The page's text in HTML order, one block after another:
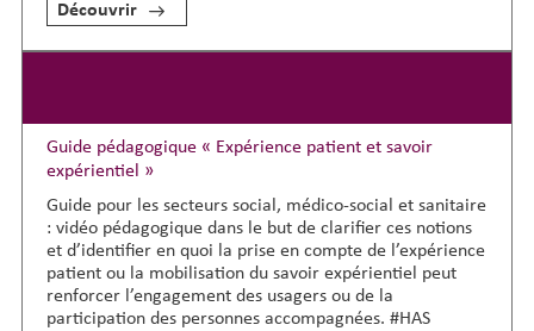
Découvrir
Guide pédagogique « Expérience patient et savoir
expérientiel »
Guide pour les secteurs social, médico-social et sanitaire
: vidéo pédagogique dans le but de clarifier ces notions
et d’identifier en quoi la prise en compte de l’expérience
patient ou la mobilisation du savoir expérientiel peut
renforcer l’engagement des usagers ou de la
participation des personnes accompagnées. #HAS